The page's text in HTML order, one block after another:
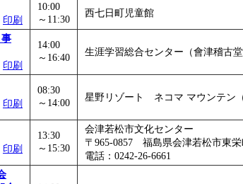
期間：～2026/09/29
30
間：～2026/11/05
30
間：～2026/12/03
印刷
10:00
～11:30
西七日町児童館
印刷
14:00
～16:40
生涯学習総合センター（會津稽古
印刷
08:30
～14:00
星野リゾート ネコマ マウンテン（
印刷
13:30
～15:30
会津若松市文化センター
〒965-0857 福島県会津若松市東栄
電話：0242-26-6661